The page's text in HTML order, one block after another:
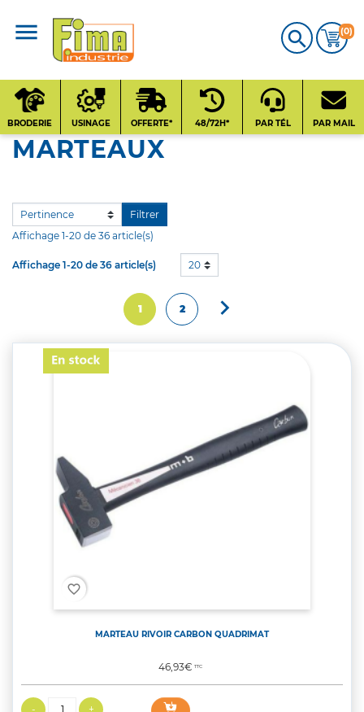
 (0)
CATALOGUE
PRODUITS
BRODERIE USINAGE OFFERTE* 48/72H* PAR TÉL PAR MAIL
MARTEAUX
Filtrer
Affichage 1-20 de 36 article(s)
Affichage 1-20 de 36 article(s) 20
1 2 Suivant

favorite_border
MARTEAU RIVOIR CARBON QUADRIMAT
Prix
46,93€TTC